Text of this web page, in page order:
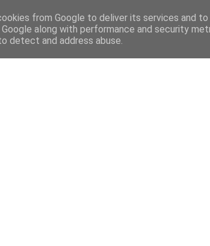
Menciones Mega Menu
from Google to deliver its services and
along with performance and security
detect and address abuse.